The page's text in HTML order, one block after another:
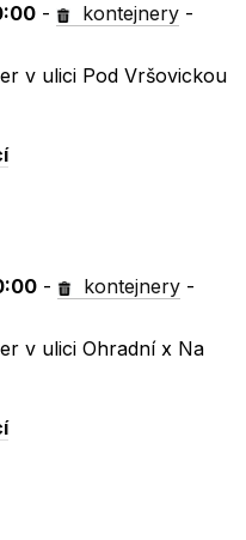
- kontejnery -
v ulici Pod Vršovickou
- kontejnery -
v ulici Ohradní x Na